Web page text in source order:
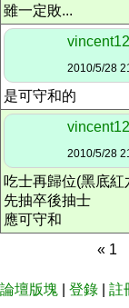
雖一定敗...
2010/5/28
是可守和的
2010/5/28
吃士再歸位(黑底紅
先抽卒後抽士
應可守和
« 1
論壇版塊 登錄 註